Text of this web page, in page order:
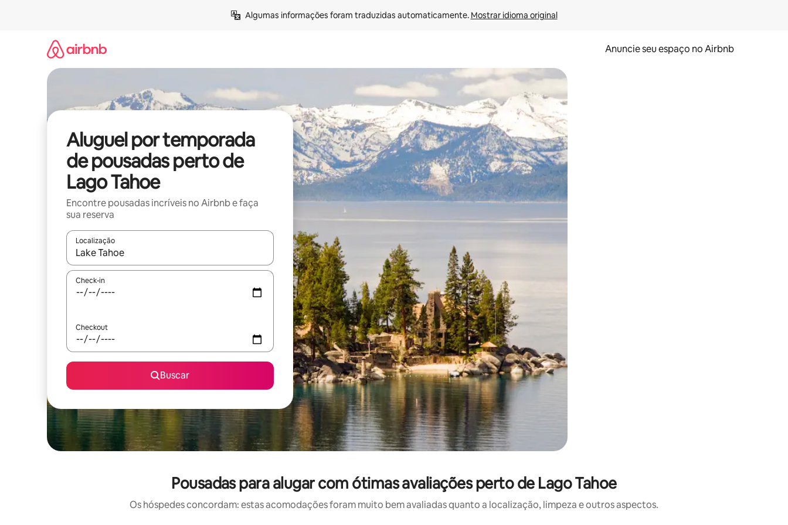
Algumas informações foram traduzidas automaticamente. Mostrar idioma original
Anuncie seu espaço no Airbnb
Aluguel por temporada
de pousadas perto de
Lago Tahoe
Encontre pousadas incríveis no Airbnb e faça
sua reserva
Localização
Quando os resultados estiverem disponíveis, explore-os usando as seta para cima e para baixo do teclado ou tocando e deslizando o dedo na tela.
Check-in
Checkout
Buscar
Pousadas para alugar com ótimas avaliações perto de Lago Tahoe
Os hóspedes concordam: estas acomodações foram muito bem avaliadas quanto a localização, limpeza e outros aspectos.